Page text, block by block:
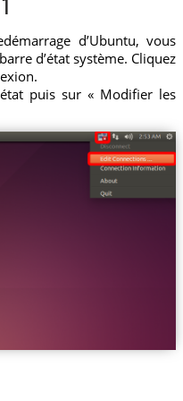
d’Ubuntu, vous
d’état système. Cliquez
puis sur « Modifier les